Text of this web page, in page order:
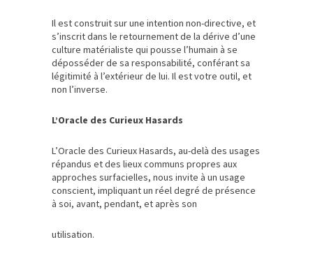
Il est construit sur une intention non-directive, et
s’inscrit dans le retournement de la dérive d’une
culture matérialiste qui pousse l’humain à se
déposséder de sa responsabilité, conférant sa
légitimité à l’extérieur de lui. Il est votre outil, et
non l’inverse.
L’Oracle des Curieux Hasards
L’Oracle des Curieux Hasards, au-delà des usages
répandus et des lieux communs propres aux
approches surfacielles, nous invite à un usage
conscient, impliquant un réel degré de présence
à soi, avant, pendant, et après son
utilisation.